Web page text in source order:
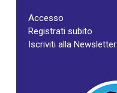
Accesso
Registrati subito
Iscriviti alla Newsletter